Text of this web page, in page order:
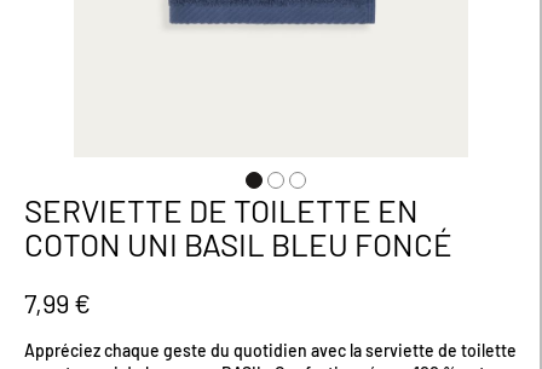
Passer
au
début
la
Galerie
d’images
SERVIETTE DE TOILETTE EN
COTON UNI BASIL BLEU FONCÉ
7,99 €
Appréciez chaque geste du quotidien avec la serviette de toilette